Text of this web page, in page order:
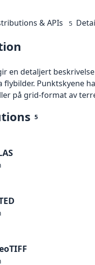
& APIs 5
en detaljert
flybilder. Punktskyene
på grid-format av
5